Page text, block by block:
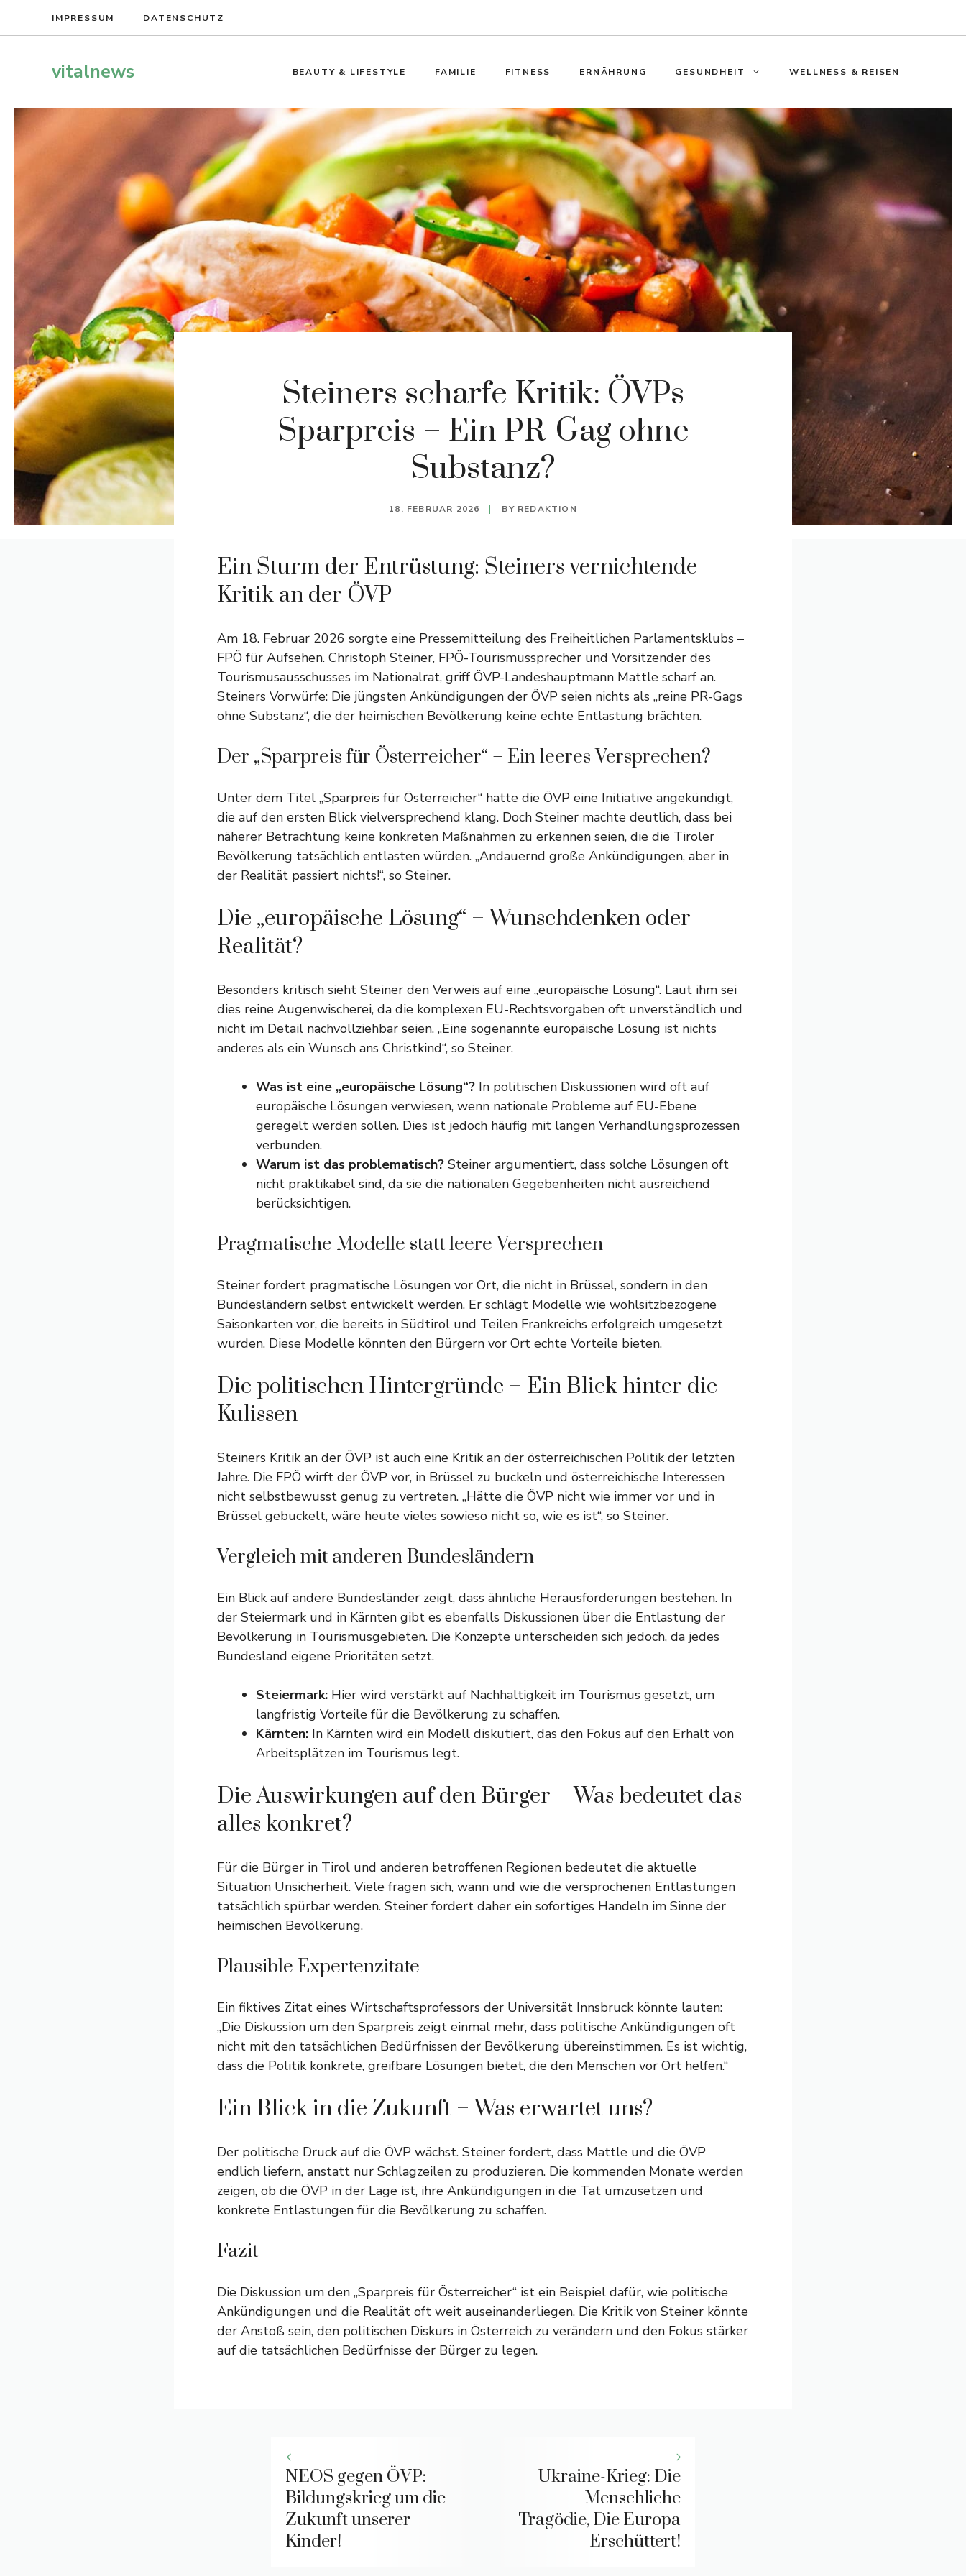
IMPRESSUM DATENSCHUTZ
vitalnews BEAUTY & LIFESTYLE FAMILIE FITNESS ERNÄHRUNG GESUNDHEIT WELLNESS & REISEN
Steiners scharfe Kritik: ÖVPs
Sparpreis – Ein PR-Gag ohne
Substanz?
18. FEBRUAR 2026 BY REDAKTION
Ein Sturm der Entrüstung: Steiners vernichtende
Kritik an der ÖVP
Am 18. Februar 2026 sorgte eine Pressemitteilung des Freiheitlichen Parlamentsklubs –
FPÖ für Aufsehen. Christoph Steiner, FPÖ-Tourismussprecher und Vorsitzender des
Tourismusausschusses im Nationalrat, griff ÖVP-Landeshauptmann Mattle scharf an.
Steiners Vorwürfe: Die jüngsten Ankündigungen der ÖVP seien nichts als „reine PR-Gags
ohne Substanz“, die der heimischen Bevölkerung keine echte Entlastung brächten.
Der „Sparpreis für Österreicher“ – Ein leeres Versprechen?
Unter dem Titel „Sparpreis für Österreicher“ hatte die ÖVP eine Initiative angekündigt,
die auf den ersten Blick vielversprechend klang. Doch Steiner machte deutlich, dass bei
näherer Betrachtung keine konkreten Maßnahmen zu erkennen seien, die die Tiroler
Bevölkerung tatsächlich entlasten würden. „Andauernd große Ankündigungen, aber in
der Realität passiert nichts!“, so Steiner.
Die „europäische Lösung“ – Wunschdenken oder
Realität?
Besonders kritisch sieht Steiner den Verweis auf eine „europäische Lösung“. Laut ihm sei
dies reine Augenwischerei, da die komplexen EU-Rechtsvorgaben oft unverständlich und
nicht im Detail nachvollziehbar seien. „Eine sogenannte europäische Lösung ist nichts
anderes als ein Wunsch ans Christkind“, so Steiner.
Was ist eine „europäische Lösung“? In politischen Diskussionen wird oft auf
europäische Lösungen verwiesen, wenn nationale Probleme auf EU-Ebene
geregelt werden sollen. Dies ist jedoch häufig mit langen Verhandlungsprozessen
verbunden.
Warum ist das problematisch? Steiner argumentiert, dass solche Lösungen oft
nicht praktikabel sind, da sie die nationalen Gegebenheiten nicht ausreichend
berücksichtigen.
Pragmatische Modelle statt leere Versprechen
Steiner fordert pragmatische Lösungen vor Ort, die nicht in Brüssel, sondern in den
Bundesländern selbst entwickelt werden. Er schlägt Modelle wie wohlsitzbezogene
Saisonkarten vor, die bereits in Südtirol und Teilen Frankreichs erfolgreich umgesetzt
wurden. Diese Modelle könnten den Bürgern vor Ort echte Vorteile bieten.
Die politischen Hintergründe – Ein Blick hinter die
Kulissen
Steiners Kritik an der ÖVP ist auch eine Kritik an der österreichischen Politik der letzten
Jahre. Die FPÖ wirft der ÖVP vor, in Brüssel zu buckeln und österreichische Interessen
nicht selbstbewusst genug zu vertreten. „Hätte die ÖVP nicht wie immer vor und in
Brüssel gebuckelt, wäre heute vieles sowieso nicht so, wie es ist“, so Steiner.
Vergleich mit anderen Bundesländern
Ein Blick auf andere Bundesländer zeigt, dass ähnliche Herausforderungen bestehen. In
der Steiermark und in Kärnten gibt es ebenfalls Diskussionen über die Entlastung der
Bevölkerung in Tourismusgebieten. Die Konzepte unterscheiden sich jedoch, da jedes
Bundesland eigene Prioritäten setzt.
Steiermark: Hier wird verstärkt auf Nachhaltigkeit im Tourismus gesetzt, um
langfristig Vorteile für die Bevölkerung zu schaffen.
Kärnten: In Kärnten wird ein Modell diskutiert, das den Fokus auf den Erhalt von
Arbeitsplätzen im Tourismus legt.
Die Auswirkungen auf den Bürger – Was bedeutet das
alles konkret?
Für die Bürger in Tirol und anderen betroffenen Regionen bedeutet die aktuelle
Situation Unsicherheit. Viele fragen sich, wann und wie die versprochenen Entlastungen
tatsächlich spürbar werden. Steiner fordert daher ein sofortiges Handeln im Sinne der
heimischen Bevölkerung.
Plausible Expertenzitate
Ein fiktives Zitat eines Wirtschaftsprofessors der Universität Innsbruck könnte lauten:
„Die Diskussion um den Sparpreis zeigt einmal mehr, dass politische Ankündigungen oft
nicht mit den tatsächlichen Bedürfnissen der Bevölkerung übereinstimmen. Es ist wichtig,
dass die Politik konkrete, greifbare Lösungen bietet, die den Menschen vor Ort helfen.“
Ein Blick in die Zukunft – Was erwartet uns?
Der politische Druck auf die ÖVP wächst. Steiner fordert, dass Mattle und die ÖVP
endlich liefern, anstatt nur Schlagzeilen zu produzieren. Die kommenden Monate werden
zeigen, ob die ÖVP in der Lage ist, ihre Ankündigungen in die Tat umzusetzen und
konkrete Entlastungen für die Bevölkerung zu schaffen.
Fazit
Die Diskussion um den „Sparpreis für Österreicher“ ist ein Beispiel dafür, wie politische
Ankündigungen und die Realität oft weit auseinanderliegen. Die Kritik von Steiner könnte
der Anstoß sein, den politischen Diskurs in Österreich zu verändern und den Fokus stärker
auf die tatsächlichen Bedürfnisse der Bürger zu legen.
NEOS gegen ÖVP:
Bildungskrieg um die
Zukunft unserer
Kinder!
Ukraine-Krieg: Die
Menschliche
Tragödie, Die Europa
Erschüttert!